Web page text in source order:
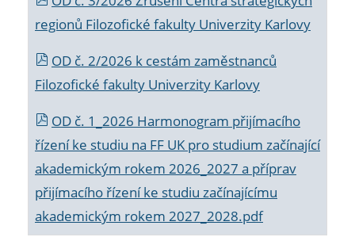
regionů Filozofické fakulty Univerzity Karlovy
OD č. 2/2026 k cestám zaměstnanců
Filozofické fakulty Univerzity Karlovy
OD č. 1_2026 Harmonogram přijímacího
řízení ke studiu na FF UK pro studium začínající
akademickým rokem 2026_2027 a příprav
přijímacího řízení ke studiu začínajícímu
akademickým rokem 2027_2028.pdf